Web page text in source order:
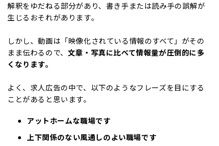
解釈をゆだねる部分があり、書き手または読み手の誤解が
生じるおそれがあります。
しかし、動画は「映像化されている情報のすべて」がその
まま伝わるので、 文章・写真に比べて情報量が圧倒的に多
くなります。
よく、求人広告の中で、以下のようなフレーズを目にする
ことがあると思います。
アットホームな職場です
上下関係のない風通しのよい職場です